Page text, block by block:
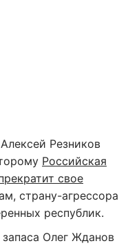
Резников
Российская
свое
страну-агрессора
республик.
Олег Жданов